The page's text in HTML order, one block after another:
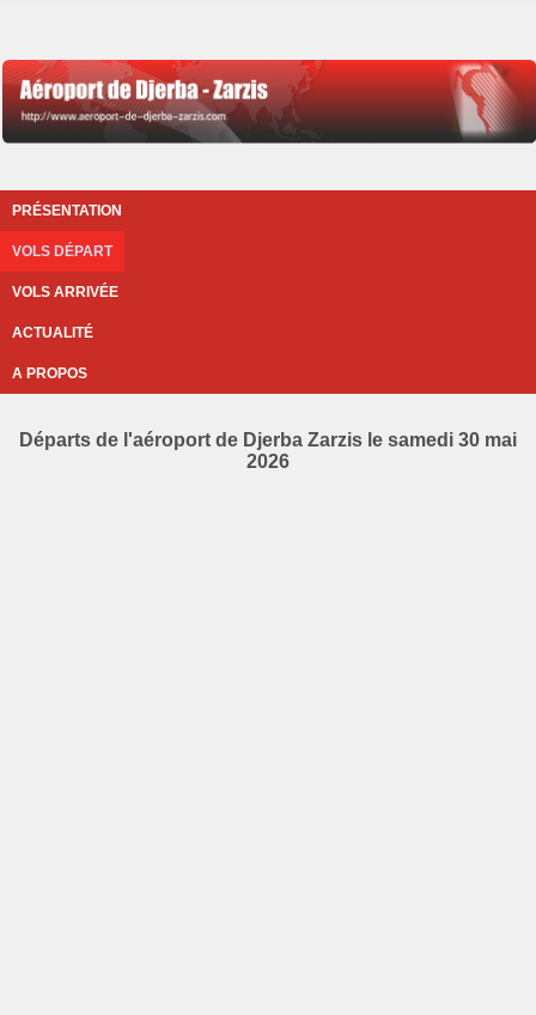
PRÉSENTATION
VOLS DÉPART
VOLS ARRIVÉE
ACTUALITÉ
A PROPOS
Départs de l'aéroport de Djerba Zarzis le samedi 30 mai
2026